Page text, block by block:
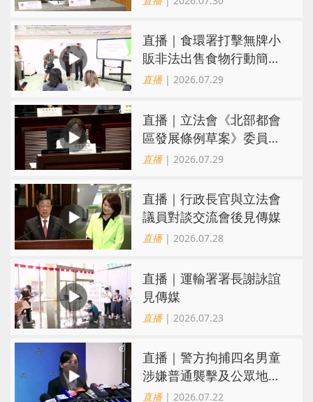
直播｜食環署打擊無牌小
販非法出售食物行動簡報
會
直播| 2026.07.29
直播｜立法會《北部都會
區發展條例草案》委員會
會議
直播| 2026.07.29
直播｜行政長官與立法會
議員對談交流會後見傳媒
直播| 2026.07.28
直播｜運輸署署長謝詠誼
見傳媒
直播| 2026.07.23
直播｜警方拘捕四名男童
涉嫌普通襲擊及公眾地方
內擾亂秩序行為
直播| 2026.07.22